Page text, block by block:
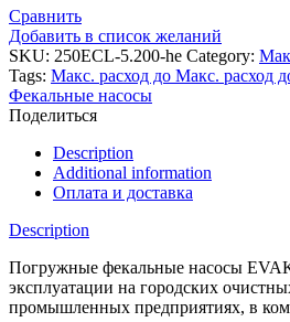
Сравнить
Добавить в список желаний
SKU: 250ECL-5.200-he Category:
Tags: Макс. расход до Макс. расход
Фекальные насосы
Поделиться
Description
Additional information
Оплата и доставка
Description
Погружные фекальные насосы
эксплуатации на городских
промышленных предприятиях, в